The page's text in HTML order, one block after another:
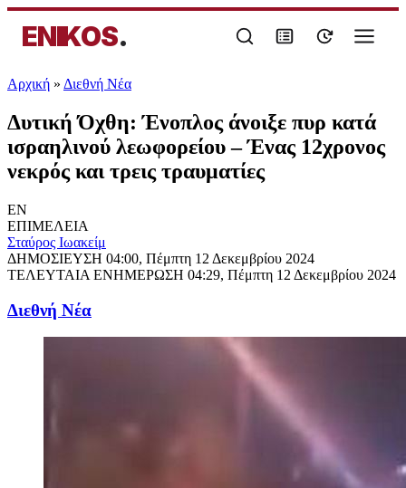
ENIKOS.
Αρχική » Διεθνή Νέα
Δυτική Όχθη: Ένοπλος άνοιξε πυρ κατά
ισραηλινού λεωφορείου – Ένας 12χρονος
νεκρός και τρεις τραυματίες
EN
ΕΠΙΜΕΛΕΙΑ
Σταύρος Ιωακείμ
ΔΗΜΟΣΙΕΥΣΗ 04:00, Πέμπτη 12 Δεκεμβρίου 2024
ΤΕΛΕΥΤΑΙΑ ΕΝΗΜΕΡΩΣΗ 04:29, Πέμπτη 12 Δεκεμβρίου 2024
Διεθνή Νέα